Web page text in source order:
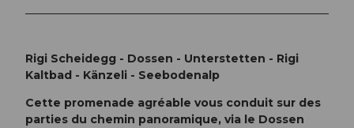
Rigi Scheidegg - Dossen - Unterstetten - Rigi
Kaltbad - Känzeli - Seebodenalp
Cette promenade agréable vous conduit sur des
parties du chemin panoramique, via le Dossen